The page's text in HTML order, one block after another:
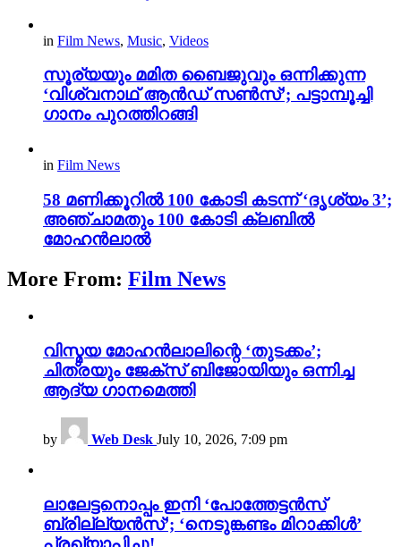
in Film News, Music, Videos
സൂര്യയും മമിത ബൈജുവും ഒന്നിക്കുന്ന
‘വിശ്വനാഥ് ആൻഡ് സൺസ്’; പട്ടാമ്പൂച്ചി
ഗാനം പുറത്തിറങ്ങി
in Film News
58 മണിക്കൂറിൽ 100 കോടി കടന്ന് ‘ദൃശ്യം 3’;
അഞ്ചാമതും 100 കോടി ക്ലബിൽ
മോഹൻലാൽ
More From: Film News
വിസ്മയ മോഹൻലാലിന്റെ ‘തുടക്കം’;
ചിത്രയും ജേക്സ് ബിജോയിയും ഒന്നിച്ച
ആദ്യ ഗാനമെത്തി
by Web Desk July 10, 2026, 7:09 pm
ലാലേട്ടനൊപ്പം ഇനി ‘പോത്തേട്ടൻസ്
ബ്രില്ല്യൻസ്’; ‘നെടുങ്കണ്ടം മിറാക്കിൾ’